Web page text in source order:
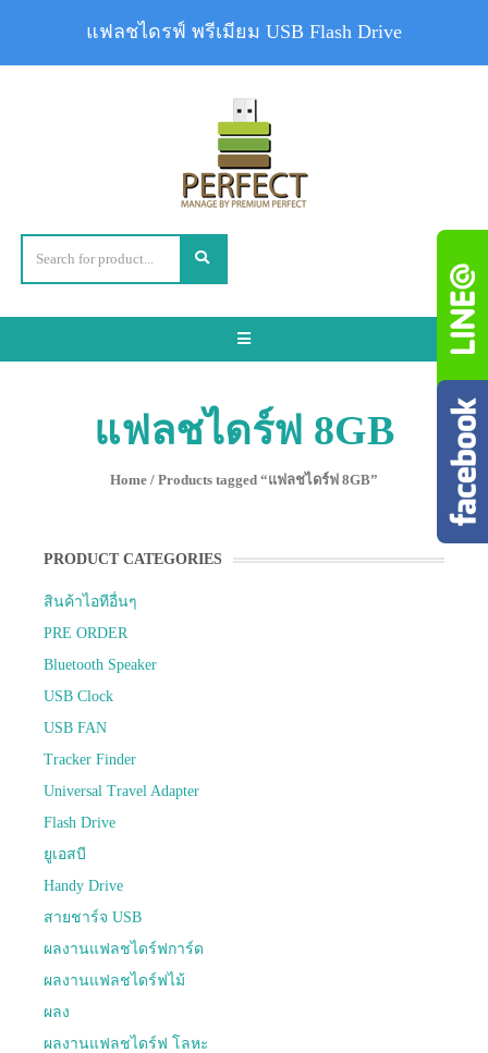
Toggle
แฟลชไดร์ฟ 8GB
Home / Products tagged “แฟลชไดร์ฟ 8GB”
PRODUCT CATEGORIES
สินค้าไอทีอื่นๆ
PRE ORDER
Bluetooth Speaker
USB Clock
USB FAN
Tracker Finder
Universal Travel Adapter
Flash Drive
ยูเอสบี
Handy Drive
สายชาร์จ USB
ผลงานแฟลชไดร์ฟการ์ด
ผลงานแฟลชไดร์ฟไม้
ผลง
ผลงานแฟลชไดร์ฟ โลหะ
แฟลชไดรฟ์ พรีเมียม USB Flash Drive